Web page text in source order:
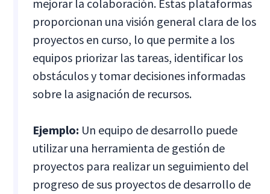
mejorar la colaboración. Estas plataformas
proporcionan una visión general clara de los
proyectos en curso, lo que permite a los
equipos priorizar las tareas, identificar los
obstáculos y tomar decisiones informadas
sobre la asignación de recursos.
Ejemplo: Un equipo de desarrollo puede
utilizar una herramienta de gestión de
proyectos para realizar un seguimiento del
progreso de sus proyectos de desarrollo de